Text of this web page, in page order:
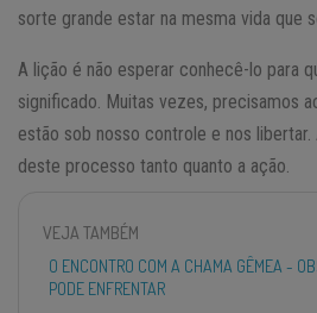
sorte grande estar na mesma vida que
A lição é não esperar conhecê-lo para
significado. Muitas vezes, precisamos
estão sob nosso controle e nos
deste processo tanto quanto a ação.
VEJA TAMBÉM
O ENCONTRO COM A CHAMA GÊMEA -
PODE ENFRENTAR